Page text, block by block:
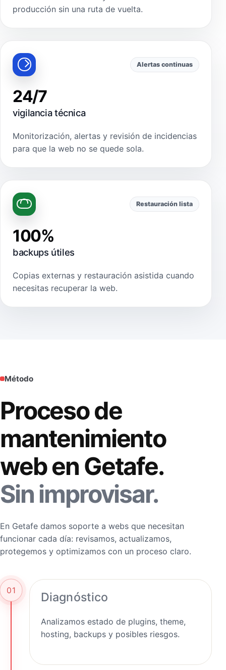
producción sin una ruta de vuelta.
Alertas continuas
24/7
vigilancia técnica
Monitorización, alertas y revisión de incidencias
para que la web no se quede sola.
Restauración lista
100%
backups útiles
Copias externas y restauración asistida cuando
necesitas recuperar la web.
Método
Proceso de
mantenimiento
web en Getafe.
Sin improvisar.
En Getafe damos soporte a webs que necesitan
funcionar cada día: revisamos, actualizamos,
protegemos y optimizamos con un proceso claro.
01 Diagnóstico
Analizamos estado de plugins, theme,
hosting, backups y posibles riesgos.